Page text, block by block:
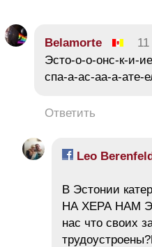
Belamorte
Эсто-о-о-онс-к-и-
спа-а-ас-аа-а-ате-
Ответить
Leo
В Эстонии
НА ХЕРА НАМ
нас что своих